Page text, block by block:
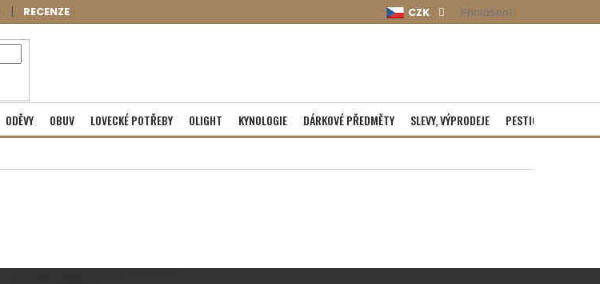
RECENZE CZK Přihlášení
NÁKUPNÍ
KOŠÍK
Prázdný košík
ODĚVY OBUV LOVECKÉ POTŘEBY OLIGHT KYNOLOGIE DÁRKOVÉ PŘEDMĚTY SLEVY, VÝPRODEJE PESTICIDY